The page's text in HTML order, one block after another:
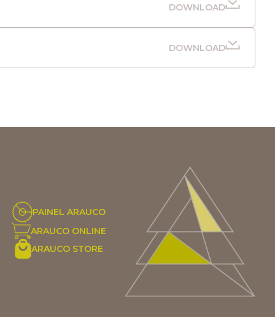
DOWNLOAD
DOWNLOAD
PAINEL ARAUCO
ARAUCO ONLINE
ARAUCO STORE